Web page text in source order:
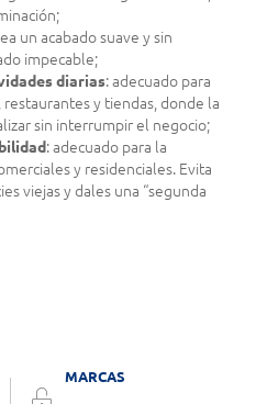
un acabado suave y sin
impecable;
diarias: adecuado para
y tiendas, donde la
sin interrumpir el negocio;
: adecuado para la
y residenciales. Evita
viejas y dales una “segunda
MARCAS